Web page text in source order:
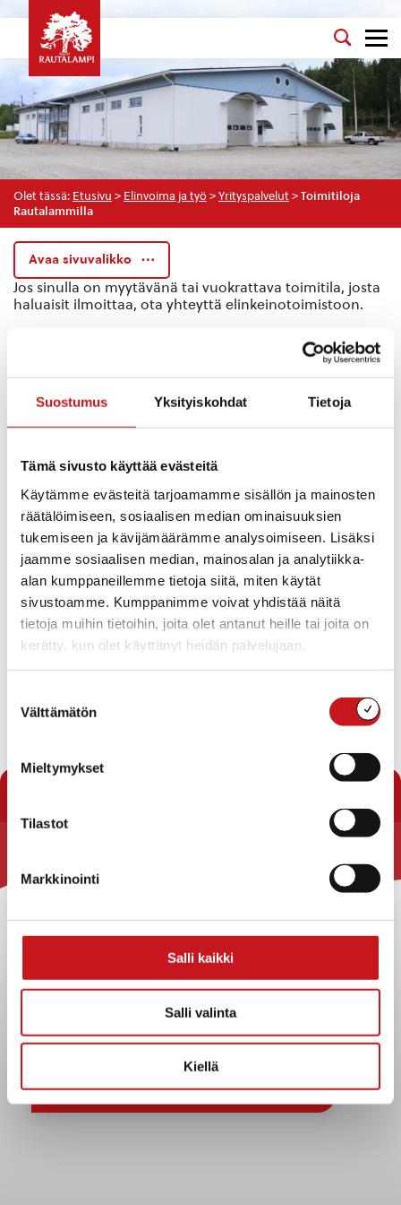
Suostumus Yksityiskohdat Tietoja
Tämä sivusto käyttää evästeitä
Käytämme evästeitä tarjoamamme sisällön ja mainosten
räätälöimiseen, sosiaalisen median ominaisuuksien
tukemiseen ja kävijämäärämme analysoimiseen. Lisäksi
jaamme sosiaalisen median, mainosalan ja analytiikka-
alan kumppaneillemme tietoja siitä, miten käytät
sivustoamme. Kumppanimme voivat yhdistää näitä
tietoja muihin tietoihin, joita olet antanut heille tai joita on
kerätty, kun olet käyttänyt heidän palvelujaan.
valinta
Välttämätön
Mieltymykset
Tilastot
Markkinointi
Salli kaikki
Salli valinta
Kiellä
Olet tässä: Etusivu > Elinvoima ja työ > Yrityspalvelut > Toimitiloja
Rautalammilla
Avaa sivuvalikko
Jos sinulla on myytävänä tai vuokrattava toimitila, josta
haluaisit ilmoittaa, ota yhteyttä elinkeinotoimistoon.
Elinkeinoasiantuntija
Sami Simonen
040 152 7741
sami.simonen@savogrow.fi
Yksikkö
Elinkeinopalvelut, Johtoryhmä
Toimipaikka
Kunnanviraston alakerta
Alatie 8
Toimitiloja Rautalammilla
Rautalammin kunta
Strategiat, ohjelmat, ohjeet, suunnitelmat, säännöt ja
Tietosuojaselosteet